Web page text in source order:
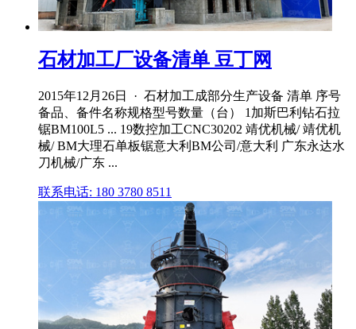
石材加工厂设备清单 豆丁网
2015年12月26日 · 石材加工成部分生产设备 清单 序号
备品、备件名称规格型号数量（台） 1加斯巴利钻石拉
锯BM100L5 ... 19数控加工CNC30202 靖优机械/ 靖优机
械/ BM大理石单板锯意大利BM公司/意大利 广东永达水
刀机械/广东 ...
联系电话: 180 3780 8511